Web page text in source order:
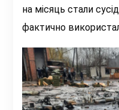
на місяць стали
фактично